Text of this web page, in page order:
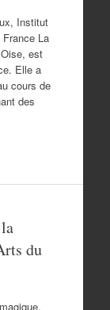
Institut
La
est
Elle a
cours de
des
du